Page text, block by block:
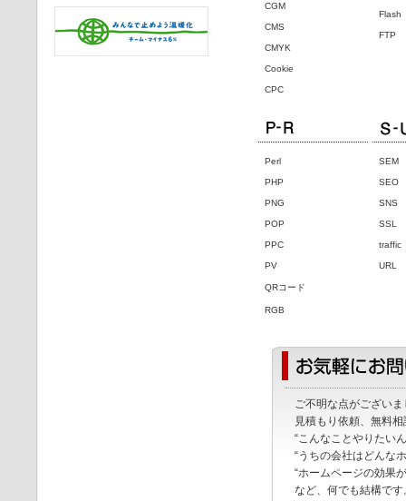
CGM
CMS
CMYK
Cookie
CPC
Flash
FTP
Perl
PHP
PNG
POP
PPC
PV
QRコード
RGB
SEM
SEO
SNS
SSL
traffic
URL
ご不明な点がござい
見積もり依頼、無料
“こんなことやりたい
“うちの会社はどんな
“ホームページの効果
など、何でも結構です